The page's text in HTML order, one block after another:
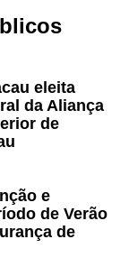
eleita
da Aliança
de
e
de Verão
de